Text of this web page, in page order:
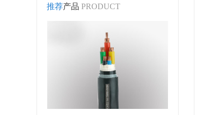
推荐产品 PRODUCT